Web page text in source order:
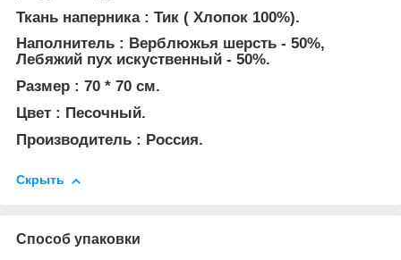
Ткань наперника : Тик ( Хлопок 100%).
Наполнитель : Верблюжья шерсть - 50%,
Лебяжий пух искуственный - 50%.
Размер : 70 * 70 см.
Цвет : Песочный.
Производитель : Россия.
Скрыть
Способ упаковки